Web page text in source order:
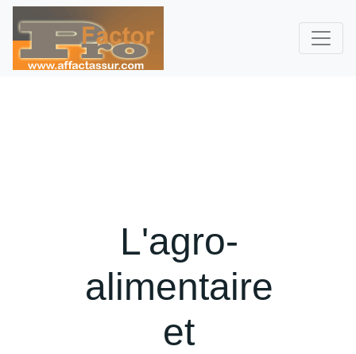
L'agro-
alimentaire
et